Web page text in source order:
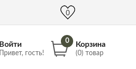
info@DrozdPcp.ru
Войти
Привет, гость!
0 Корзина
(0) товар
0